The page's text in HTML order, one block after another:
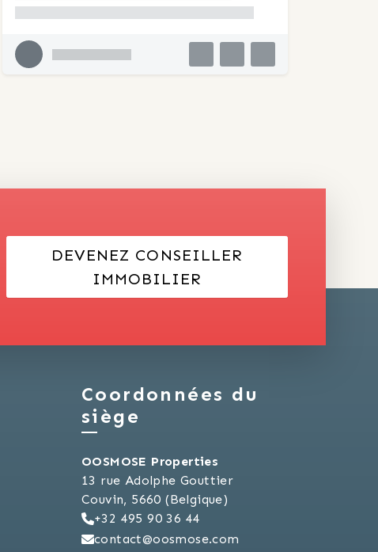
DEVENEZ CONSEILLER
IMMOBILIER
Coordonnées du
siège
OOSMOSE Properties
13 rue Adolphe Gouttier
Couvin, 5660 (Belgique)
+32 495 90 36 44
contact@oosmose.com